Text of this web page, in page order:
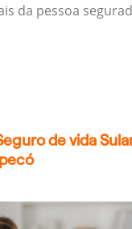
da pessoa
de vida